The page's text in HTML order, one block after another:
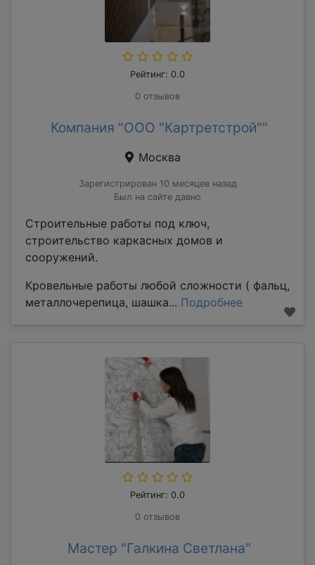
Рейтинг: 0.0
0 отзывов
Компания "ООО "Картретстрой""
Москва
Зарегистрирован 10 месяцев назад
Был на сайте давно
Строительные работы под ключ,
строительство каркасных домов и
сооружений.
Кровельные работы любой сложности ( фальц,
металлочерепица, шашка... Подробнее
Рейтинг: 0.0
0 отзывов
Мастер "Галкина Светлана"